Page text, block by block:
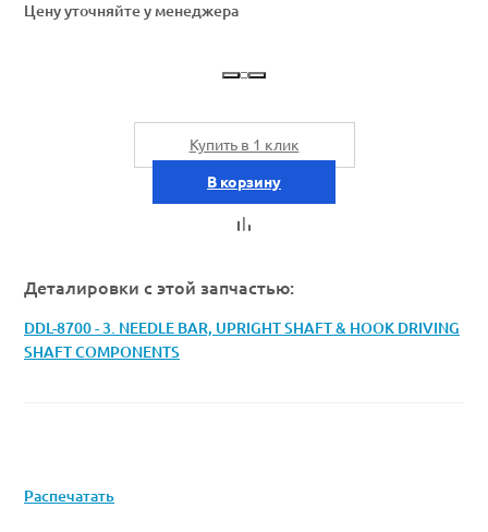
Цену уточняйте у менеджера
Купить в 1 клик
В корзину
Деталировки с этой запчастью:
DDL-8700 - 3. NEEDLE BAR, UPRIGHT SHAFT & HOOK DRIVING
SHAFT COMPONENTS
Распечатать